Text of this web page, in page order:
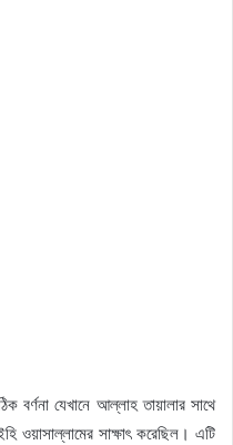
বর্ণনা যেখানে আল্লাহ তায়ালার সাথে
ওয়াসাল্লামের সাক্ষাৎ করেছিল। এটি